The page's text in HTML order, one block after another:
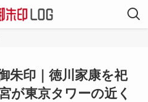
朱印｜徳川家康を祀
が東京タワーの近く